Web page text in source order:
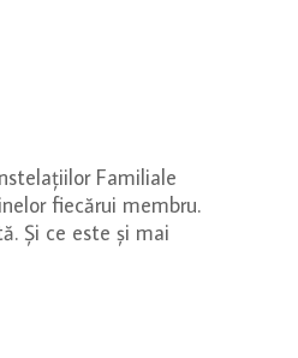
Familiale
fiecărui membru.
Și ce este și mai